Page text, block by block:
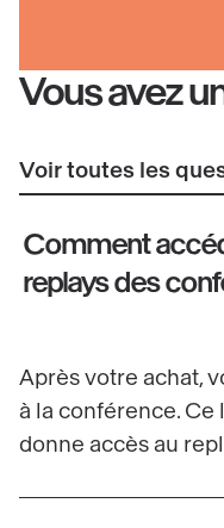
Vous avez
Voir toutes les
Comment
replays des
Après votre achat,
à la conférence.
donne accès au